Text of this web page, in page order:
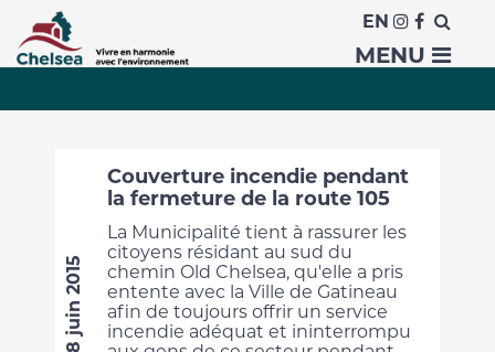
EN
MENU
Actualités
Couverture incendie pendant
la fermeture de la route 105
La Municipalité tient à rassurer les
citoyens résidant au sud du
chemin Old Chelsea, qu'elle a pris
entente avec la Ville de Gatineau
afin de toujours offrir un service
incendie adéquat et ininterrompu
8 juin 2015